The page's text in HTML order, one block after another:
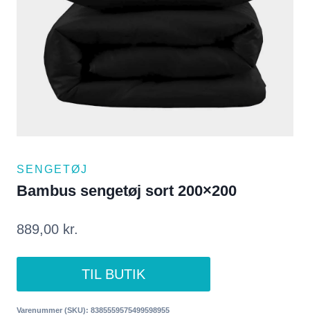
SENGETØJ
Bambus sengetøj sort 200×200
889,00 kr.
TIL BUTIK
Varenummer (SKU): 8385559575499598955